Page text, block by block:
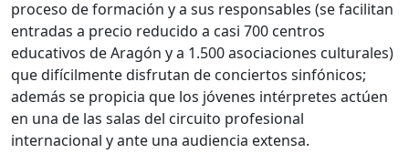
proceso de formación y a sus responsables (se facilitan
entradas a precio reducido a casi 700 centros
educativos de Aragón y a 1.500 asociaciones culturales)
que difícilmente disfrutan de conciertos sinfónicos;
además se propicia que los jóvenes intérpretes actúen
en una de las salas del circuito profesional
internacional y ante una audiencia extensa.